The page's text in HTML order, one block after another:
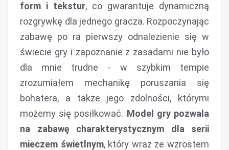
form i tekstur, co gwarantuje dynamiczną
rozgrywkę dla jednego gracza. Rozpoczynając
zabawę po ra pierwszy odnalezienie się w
świecie gry i zapoznanie z zasadami nie było
dla mnie trudne - w szybkim tempie
zrozumiałem mechanikę poruszania się
bohatera, a także jego zdolności, którymi
możemy się posiłkować. Model gry pozwala
na zabawę charakterystycznym dla serii
mieczem świetlnym, który wraz ze wzrostem